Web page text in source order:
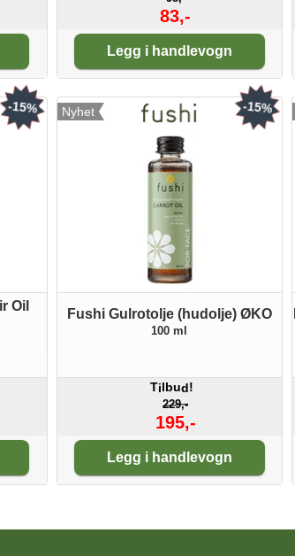
83,-
Legg i handlevogn
Oil
-15% Nyhet
Fushi Gulrotolje (hudolje) ØKO
100 ml
Tilbud!
229,-
195,-
-15%
Legg i handlevogn